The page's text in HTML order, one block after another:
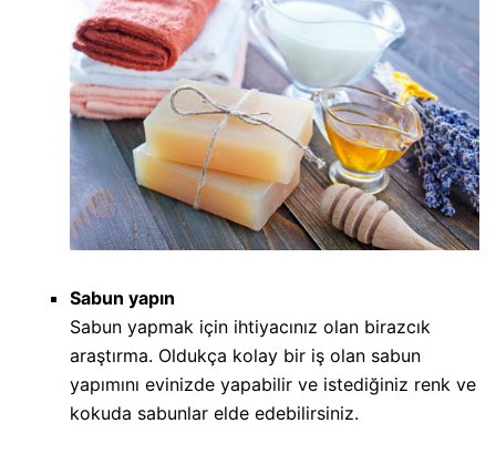
Sabun yapın
Sabun yapmak için ihtiyacınız olan birazcık
araştırma. Oldukça kolay bir iş olan sabun
yapımını evinizde yapabilir ve istediğiniz renk ve
kokuda sabunlar elde edebilirsiniz.